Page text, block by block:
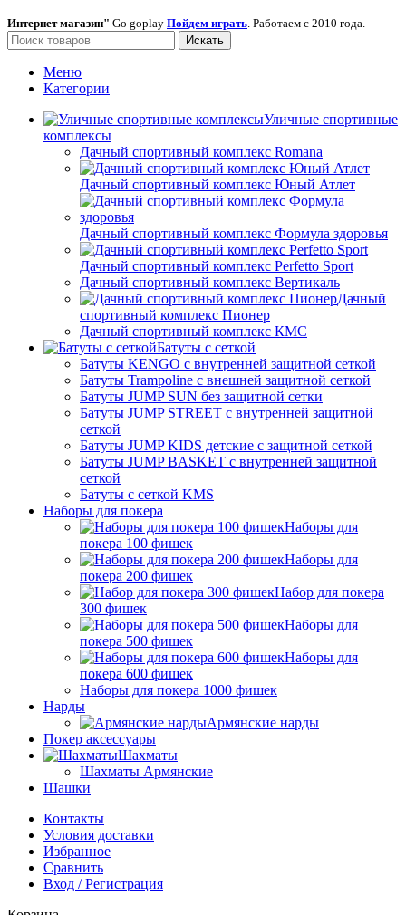
Интернет магазин" Go goplay Пойдем играть. Работаем с 2010 года.
Искать
Меню
Категории
Уличные спортивные
комплексы
Дачный спортивный комплекс Romana
Дачный спортивный комплекс Юный Атлет
Дачный спортивный комплекс Формула здоровья
Дачный спортивный комплекс Perfetto Sport
Дачный спортивный комплекс Вертикаль
Дачный
спортивный комплекс Пионер
Дачный спортивный комплекс КМС
Батуты с сеткой
Батуты KENGO с внутренней защитной сеткой
Батуты Trampoline с внешней защитной сеткой
Батуты JUMP SUN без защитной сетки
Батуты JUMP STREET с внутренней защитной
сеткой
Батуты JUMP KIDS детские с защитной сеткой
Батуты JUMP BASKET с внутренней защитной
сеткой
Батуты с сеткой KMS
Наборы для покера
Наборы для
покера 100 фишек
Наборы для
покера 200 фишек
Набор для покера
300 фишек
Наборы для
покера 500 фишек
Наборы для
покера 600 фишек
Наборы для покера 1000 фишек
Нарды
Армянские нарды
Покер аксессуары
Шахматы
Шахматы Армянские
Шашки
Контакты
Условия доставки
Избранное
Сравнить
Вход / Регистрация